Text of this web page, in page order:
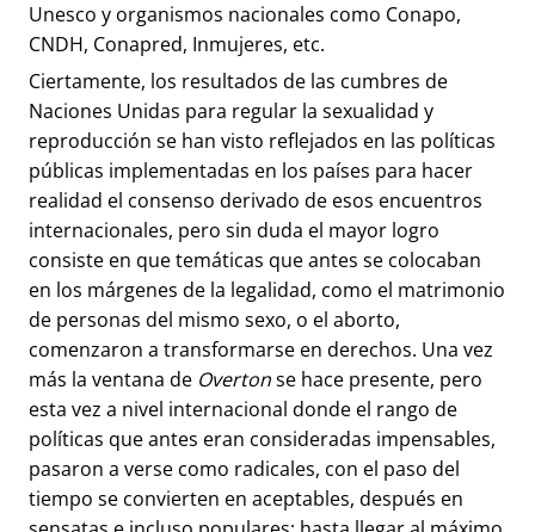
Unesco y organismos nacionales como Conapo,
CNDH, Conapred, Inmujeres, etc.
Ciertamente, los resultados de las cumbres de
Naciones Unidas para regular la sexualidad y
reproducción se han visto reflejados en las políticas
públicas implementadas en los países para hacer
realidad el consenso derivado de esos encuentros
internacionales, pero sin duda el mayor logro
consiste en que temáticas que antes se colocaban
en los márgenes de la legalidad, como el matrimonio
de personas del mismo sexo, o el aborto,
comenzaron a transformarse en derechos. Una vez
más la ventana de Overtonse hace presente, pero
esta vez a nivel internacional donde el rango de
políticas que antes eran consideradas impensables,
pasaron a verse como radicales, con el paso del
tiempo se convierten en aceptables, después en